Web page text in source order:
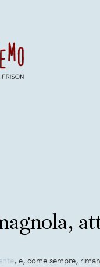
, e, come sempre,